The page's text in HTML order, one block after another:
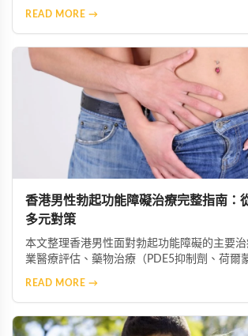
READ MORE →
香港男性勃起功能障礙治療完整指南：
多元對策
本文整理香港男性面對勃起功能障礙的主要
業醫療評估、藥物治療（PDE5抑制劑、荷爾
READ MORE →